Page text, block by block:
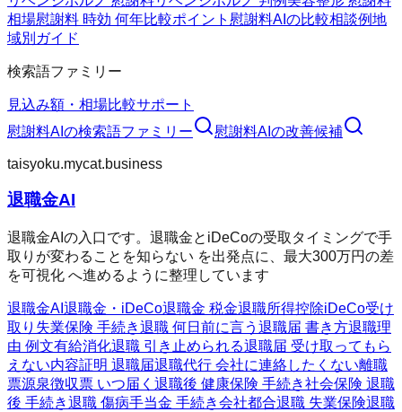
相場慰謝料 時効 何年比較ポイント 慰謝料AIの比較相談例地
域別ガイド
検索語ファミリー
見込み額・相場比較サポート
慰謝料AI の検索語ファミリー 慰謝料AI の改善候補
taisyoku.mycat.business
退職金AI
退職金AIの入口です。退職金とiDeCoの受取タイミングで手
取りが変わることを知らない を出発点に、最大300万円の差
を可視化 へ進めるように整理しています
退職金AI 退職金・iDeCo退職金 税金退職所得控除iDeCo受け
取り 失業保険 手続き退職 何日前に言う 退職届 書き方退職理
由 例文有給消化退職 引き止められる退職届 受け取ってもら
えない内容証明 退職届退職代行 会社に連絡したくない離職
票源泉徴収票 いつ届く 退職後 健康保険 手続き社会保険 退職
後 手続き退職 傷病手当金 手続き会社都合退職 失業保険退職